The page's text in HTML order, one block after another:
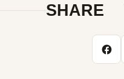
SHARE